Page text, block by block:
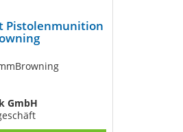
Pistolenmunition
GmbH